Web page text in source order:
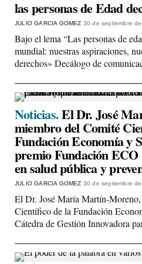
las personas de Edad
JULIO GARCIA GOMEZ 30 de septiembre
Bajo el lema “Las personas de
mundial: nuestras aspiraciones,
derechos» Decálogo de
Noticias.El Dr. José
miembro del Comité
Fundación Economía y
premio Fundación
en salud pública y
JULIO GARCIA GOMEZ 30 de septiembre
El Dr. José María Martín-
Científico de la Fundación
Cátedra de Gestión Innovadora